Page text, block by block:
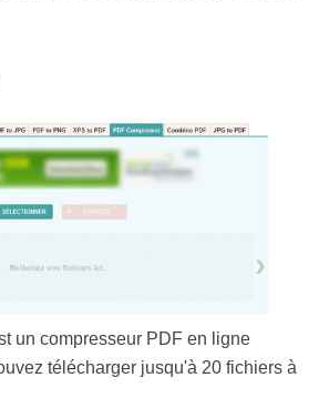
un compresseur PDF en ligne
télécharger jusqu'à 20 fichiers à